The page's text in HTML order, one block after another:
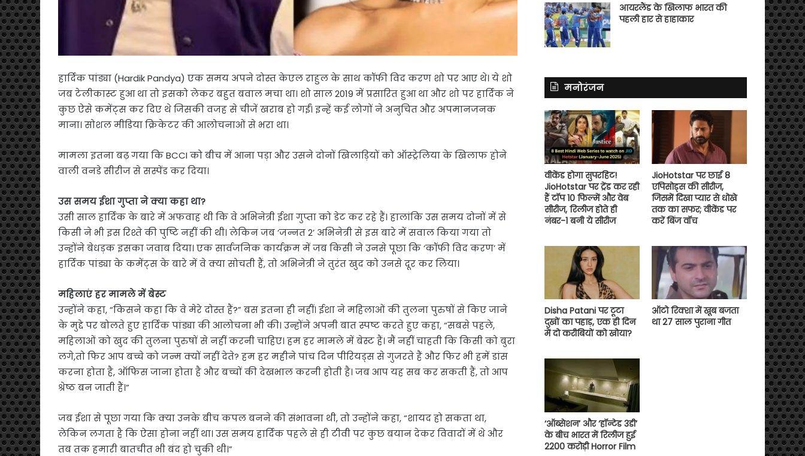
हार्दिक पांड्या (Hardik Pandya) एक समय अपने दोस्त केएल राहुल के साथ कॉफी विद करण शो पर आए थे। ये शो
जब टेलीकास्ट हुआ था तो इसको लेकर बहुत बवाल मचा था। शो साल 2019 में प्रसारित हुआ था और शो पर हार्दिक ने
कुछ ऐसे कमेंट्स कर दिए थे जिसकी वजह से चीजें खराब हो गईं। इन्हें कई लोगों ने अनुचित और अपमानजनक
माना। सोशल मीडिया क्रिकेटर की आलोचनाओं से भरा था।
मामला इतना बढ़ गया कि BCCI को बीच में आना पड़ा और उसने दोनों खिलाड़ियों को ऑस्ट्रेलिया के खिलाफ होने
वाली वनडे सीरीज से सस्पेंड कर दिया।
उस समय ईशा गुप्ता ने क्या कहा था?
उसी साल हार्दिक के बारे में अफवाह थी कि वे अभिनेत्री ईशा गुप्ता को डेट कर रहे हैं। हालांकि उस समय दोनों में से
किसी ने भी इस रिश्ते की पुष्टि नहीं की थी। लेकिन जब ‘जन्नत 2’ अभिनेत्री से इस बारे में सवाल किया गया तो
उन्होंने बेधड़क इसका जवाब दिया। एक सार्वजनिक कार्यक्रम में जब किसी ने उनसे पूछा कि ‘कॉफी विद करण’ में
हार्दिक पांड्या के कमेंट्स के बारे में वे क्या सोचती हैं, तो अभिनेत्री ने तुरंत खुद को उनसे दूर कर लिया।
महिलाएं हर मामले में बेस्ट
उन्होंने कहा, “किसने कहा कि वे मेरे दोस्त हैं?” बस इतना ही नहीं। ईशा ने महिलाओं की तुलना पुरुषों से किए जाने
के मुद्दे पर बोलते हुए हार्दिक पांड्या की आलोचना भी की। उन्होंने अपनी बात स्पष्ट करते हुए कहा, “सबसे पहले,
महिलाओं को खुद की तुलना पुरुषों से नहीं करनी चाहिए। हम हर मामले में बेस्ट हैं। मैं नहीं चाहती कि किसी को बुरा
लगे,तो फिर आप बच्चे को जन्म क्यों नहीं देते? हम हर महीने पांच दिन पीरियड्स से गुजरते हैं और फिर भी हमें डांस
करना होता है, ऑफिस जाना होता है और बच्चों की देखभाल करनी होती है। जब आप यह सब कर सकती हैं, तो आप
श्रेष्ठ बन जाती हैं।”
जब ईशा से पूछा गया कि क्या उनके बीच कपल बनने की संभावना थी, तो उन्होंने कहा, “शायद हो सकता था,
लेकिन लगता है कि ऐसा होना नहीं था। उस समय हार्दिक पहले से ही टीवी पर कुछ बयान देकर विवादों में थे और
तब तक हमारी बातचीत भी बंद हो चुकी थी।”
आयरलैंड के खिलाफ भारत की
पहली हार से हाहाकार
मनोरंजन
वीकेंड होगा सुपरहिट!
JioHotstar पर ट्रेंड कर रही
हैं टॉप 10 फिल्में और वेब
सीरीज, रिलीज होते ही
नंबर-1 बनी ये सीरीज
JioHotstar पर छाई 8
एपिसोड्स की सीरीज,
जिसमें दिखा प्यार से धोखे
तक का सफर; वीकेंड पर
करें बिंज वॉच
Disha Patani पर टूटा
दुखों का पहाड़, एक ही दिन
में दो करीबियों को खोया?
ऑटो रिक्शा में खूब बजता
था 27 साल पुराना गीत
‘ऑब्सेशन’ और ‘हॉन्टेड 3डी’
के बीच भारत में रिलीज हुई
2200 करोड़ी Horror Film